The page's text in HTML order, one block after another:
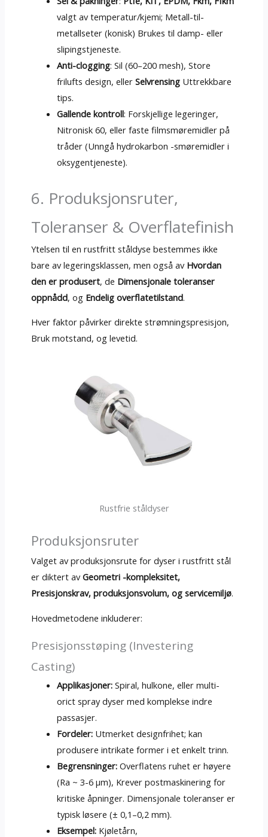
valgt av temperatur/kjemi; Metall-til-
metallseter (konisk) Brukes til damp- eller
slipingstjeneste.
Anti-clogging: Sil (60–200 mesh), Store
frilufts design, ellerSelvrensing Uttrekkbare
tips.
Gallende kontroll: Forskjellige legeringer,
Nitronisk 60, eller faste filmsmøremidler på
tråder (Unngå hydrokarbon -smøremidler i
oksygentjeneste).
6. Produksjonsruter,
Toleranser & Overflatefinish
Ytelsen til en rustfritt ståldyse bestemmes ikke
bare av legeringsklassen, men også av Hvordan
den er produsert, de Dimensjonale toleranser
oppnådd, og Endelig overflatetilstand.
Hver faktor påvirker direkte strømningspresisjon,
Bruk motstand, og levetid.
Rustfrie ståldyser
Produksjonsruter
Valget av produksjonsrute for dyser i rustfritt stål
er diktert avGeometri -kompleksitet,
Presisjonskrav, produksjonsvolum, og servicemiljø.
Hovedmetodene inkluderer:
Presisjonsstøping (Investering
Casting)
Applikasjoner: Spiral, hulkone, eller multi-
orict spray dyser med komplekse indre
passasjer.
Fordeler: Utmerket designfrihet; kan
produsere intrikate former i et enkelt trinn.
Begrensninger: Overflatens ruhet er høyere
(Ra ~ 3-6 μm), Krever postmaskinering for
kritiske åpninger. Dimensjonale toleranser er
typisk løsere (± 0,1–0,2 mm).
Eksempel: Kjøletårn,